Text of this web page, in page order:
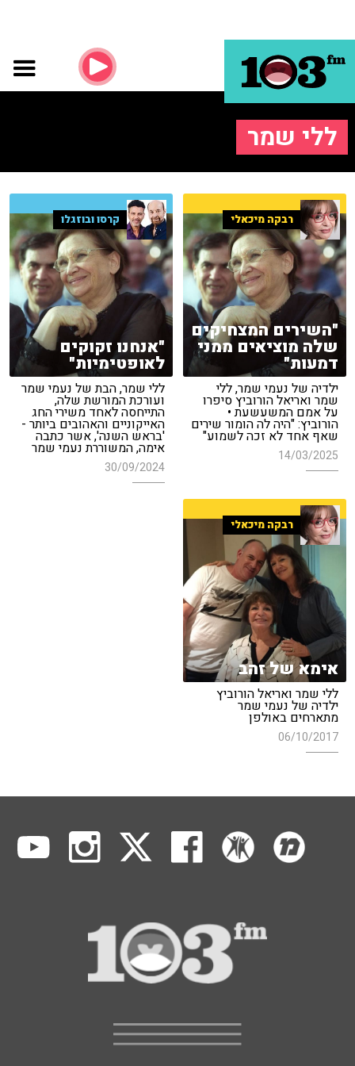
ללי שמר
רבקה מיכאלי
"השירים המצחיקים
שלה מוציאים ממני
דמעות"
ילדיה של נעמי שמר, ללי
שמר ואריאל הורוביץ סיפרו
על אמם המשעשעת •
הורוביץ: "היה לה הומור שירים
שאף אחד לא זכה לשמוע"
14/03/2025
קרסו ובוזגלו
"אנחנו זקוקים
לאופטימיות"
ללי שמר, הבת של נעמי שמר
ועורכת המורשת שלה,
התייחסה לאחד משירי החג
האייקוניים והאהובים ביותר -
'בראש השנה', אשר כתבה
אימה, המשוררת נעמי שמר
30/09/2024
רבקה מיכאלי
אימא של זהב
ללי שמר ואריאל הורוביץ
ילדיה של נעמי שמר
מתארחים באולפן
06/10/2017